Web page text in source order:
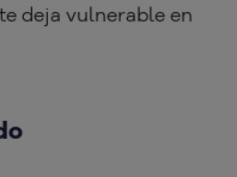
deja vulnerable en